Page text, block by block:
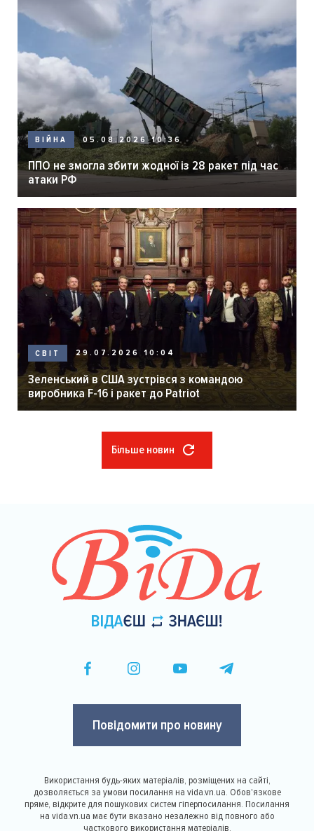
ВІЙНА 05.08.2026 10:36
ППО не змогла збити жодної із 28 ракет під час
атаки РФ
СВІТ 29.07.2026 10:04
Зеленський в США зустрівся з командою
виробника F-16 і ракет до Patriot
Більше новин
Повідомити про новину
Використання будь-яких матеріалів, розміщених на сайті,
дозволяється за умови посилання на vida.vn.ua. Обов'язкове
пряме, відкрите для пошукових систем гіперпосилання. Посилання
на vida.vn.ua має бути вказано незалежно від повного або
часткового використання матеріалів.